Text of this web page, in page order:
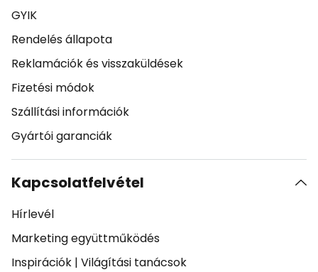
GYIK
Rendelés állapota
Reklamációk és visszaküldések
Fizetési módok
Szállítási információk
Gyártói garanciák
Kapcsolatfelvétel
Hírlevél
Marketing együttműködés
Inspirációk | Világítási tanácsok